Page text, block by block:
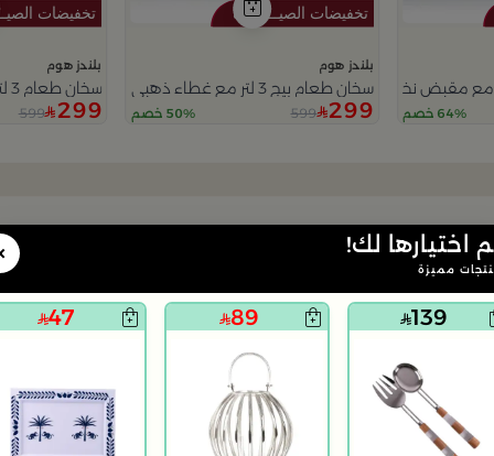
اختيارها لك!
مميزة
139
89
47
64% خصم
بلندز هوم
سخان طعام بيج 3 لتر مع غطاء ذهبي من ملاذ
299
599 50% خصم
بلندز هوم
سخان طعام 3 لتر بني داكن بنقش الزهور من ملاذ
299
599